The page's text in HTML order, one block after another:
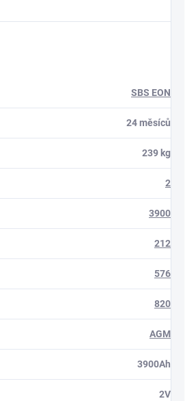
SBS EON
24 měsíců
239 kg
2
3900
212
576
820
AGM
3900Ah
2V